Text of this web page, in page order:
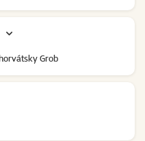
Grob